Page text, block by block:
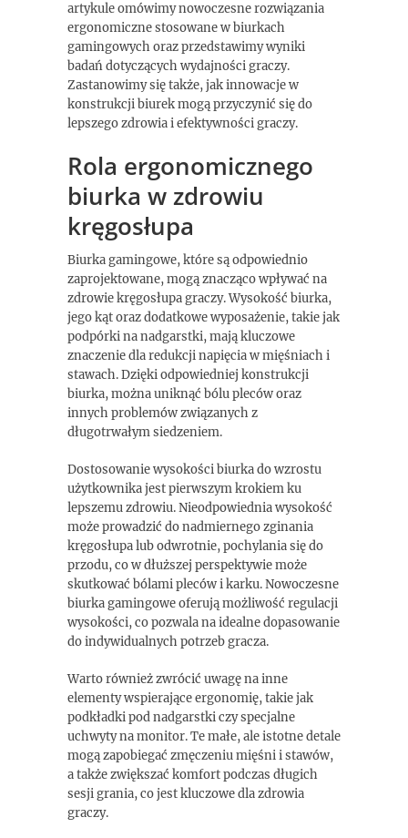
artykule omówimy nowoczesne rozwiązania
ergonomiczne stosowane w biurkach
gamingowych oraz przedstawimy wyniki
badań dotyczących wydajności graczy.
Zastanowimy się także, jak innowacje w
konstrukcji biurek mogą przyczynić się do
lepszego zdrowia i efektywności graczy.
Rola ergonomicznego
biurka w zdrowiu
kręgosłupa
Biurka gamingowe, które są odpowiednio
zaprojektowane, mogą znacząco wpływać na
zdrowie kręgosłupa graczy. Wysokość biurka,
jego kąt oraz dodatkowe wyposażenie, takie jak
podpórki na nadgarstki, mają kluczowe
znaczenie dla redukcji napięcia w mięśniach i
stawach. Dzięki odpowiedniej konstrukcji
biurka, można uniknąć bólu pleców oraz
innych problemów związanych z
długotrwałym siedzeniem.
Dostosowanie wysokości biurka do wzrostu
użytkownika jest pierwszym krokiem ku
lepszemu zdrowiu. Nieodpowiednia wysokość
może prowadzić do nadmiernego zginania
kręgosłupa lub odwrotnie, pochylania się do
przodu, co w dłuższej perspektywie może
skutkować bólami pleców i karku. Nowoczesne
biurka gamingowe oferują możliwość regulacji
wysokości, co pozwala na idealne dopasowanie
do indywidualnych potrzeb gracza.
Warto również zwrócić uwagę na inne
elementy wspierające ergonomię, takie jak
podkładki pod nadgarstki czy specjalne
uchwyty na monitor. Te małe, ale istotne detale
mogą zapobiegać zmęczeniu mięśni i stawów,
a także zwiększać komfort podczas długich
sesji grania, co jest kluczowe dla zdrowia
graczy.